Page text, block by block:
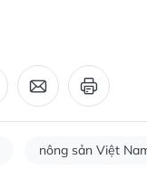
nông sản Việt